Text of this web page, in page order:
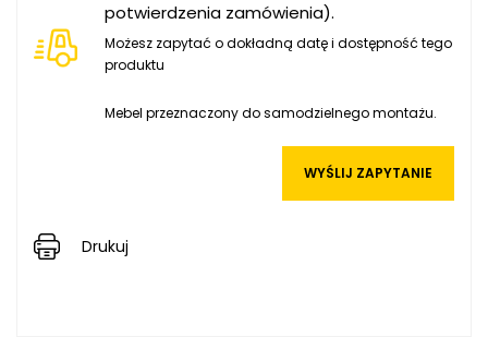
potwierdzenia zamówienia).
Możesz zapytać o dokładną datę i dostępność tego
produktu
Mebel przeznaczony do samodzielnego montażu.
WYŚLIJ ZAPYTANIE
Drukuj